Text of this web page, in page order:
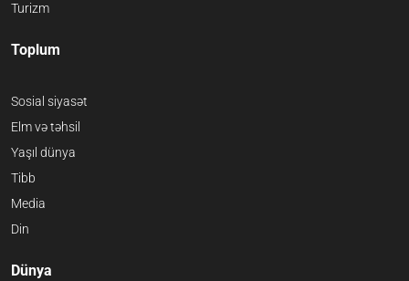
Turizm
Toplum
Sosial siyasət
Elm və təhsil
Yaşıl dünya
Tibb
Media
Din
Dünya